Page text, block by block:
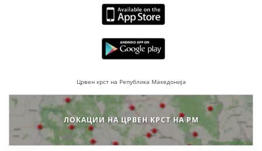
Црвен крст на Република Македонија
ЛОКАЦИИ НА ЦРВЕН КРСТ НА РМ